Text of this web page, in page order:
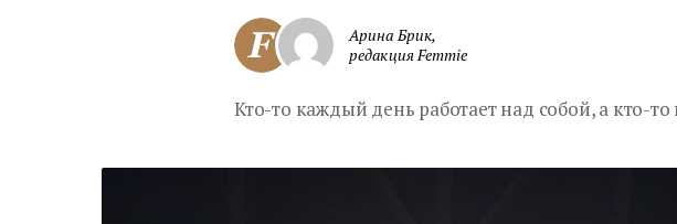
Арина Брик,
редакция Femmie
Кто-то каждый день работает над собой, а кто-то